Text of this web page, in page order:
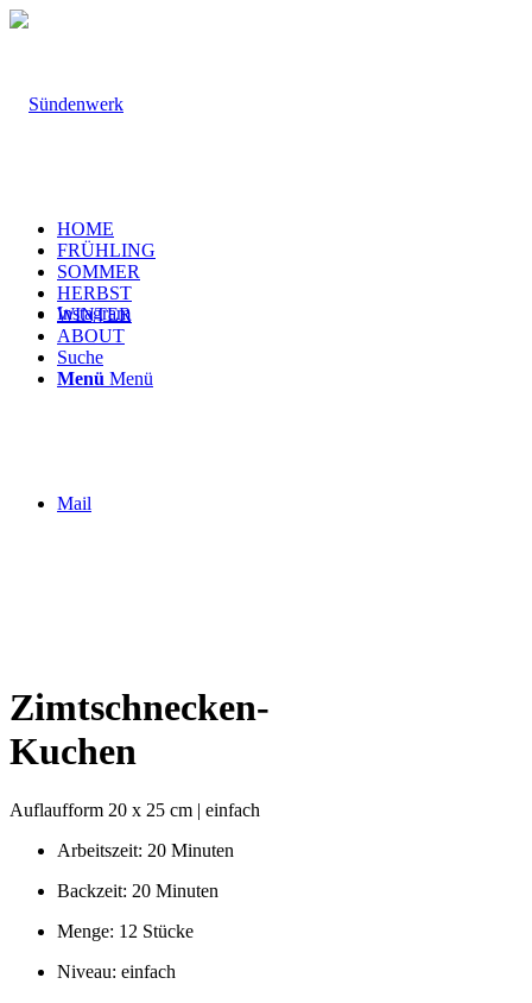
Instagram
Mail
HOME
FRÜHLING
SOMMER
HERBST
WINTER
ABOUT
Suche
Menü Menü
Zimtschnecken-
Kuchen
Auflaufform 20 x 25 cm | einfach
Arbeitszeit: 20 Minuten
Backzeit: 20 Minuten
Menge: 12 Stücke
Niveau: einfach